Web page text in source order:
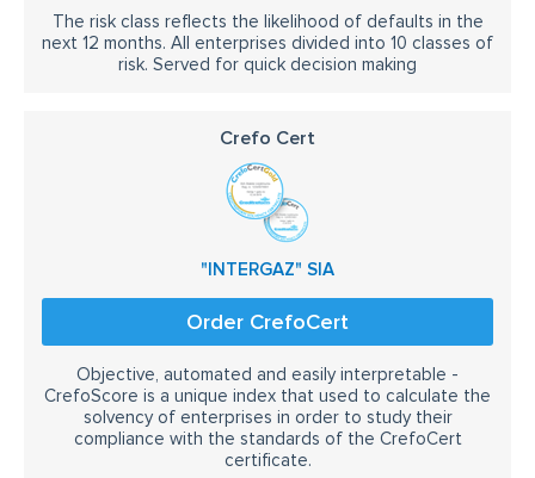
The risk class reflects the likelihood of defaults in the
next 12 months. All enterprises divided into 10 classes of
risk. Served for quick decision making
Crefo Cert
"INTERGAZ" SIA
Order CrefoCert
Objective, automated and easily interpretable -
CrefoScore is a unique index that used to calculate the
solvency of enterprises in order to study their
compliance with the standards of the CrefoCert
certificate.